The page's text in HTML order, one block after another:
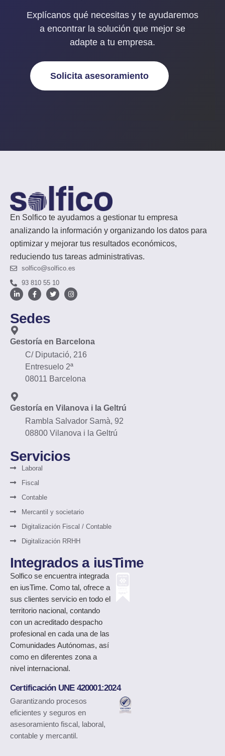
Explícanos qué necesitas y te ayudaremos
a encontrar la solución que mejor se
adapte a tu empresa.
Solicita asesoramiento
En Solfico te ayudamos a gestionar tu empresa
analizando la información y organizando los datos para
optimizar y mejorar tus resultados económicos,
reduciendo tus tareas administrativas.
solfico@solfico.es
93 810 55 10
Sedes
Gestoría en Barcelona
C/ Diputació, 216
Entresuelo 2ª
08011 Barcelona
Gestoría en Vilanova i la Geltrú
Rambla Salvador Samà, 92
08800 Vilanova i la Geltrú
Servicios
Laboral
Fiscal
Contable
Mercantil y societario
Digitalización Fiscal / Contable
Digitalización RRHH
Integrados a iusTime
Solfico se encuentra integrada
en iusTime. Como tal, ofrece a
sus clientes servicio en todo el
territorio nacional, contando
con un acreditado despacho
profesional en cada una de las
Comunidades Autónomas, así
como en diferentes zona a
nivel internacional.
Certificación UNE 420001:2024
Garantizando procesos
eficientes y seguros en
asesoramiento fiscal, laboral,
contable y mercantil.